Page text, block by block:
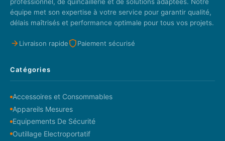
équipe met son expertise à votre service pour garantir qualité,
délais maîtrisés et performance optimale pour tous vos projets.
Livraison rapide Paiement sécurisé
Catégories
Accessoires et Consommables
Appareils Mesures
Equipements De Sécurité
Outillage Electroportatif